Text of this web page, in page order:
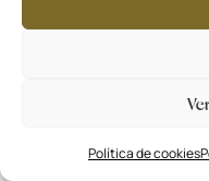
Política de cookies